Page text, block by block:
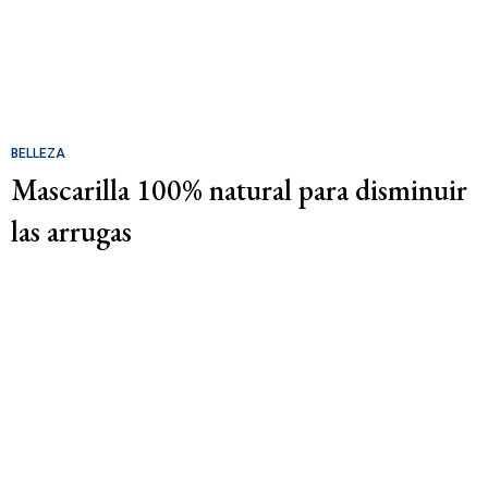
BELLEZA
Mascarilla 100% natural para disminuir
las arrugas